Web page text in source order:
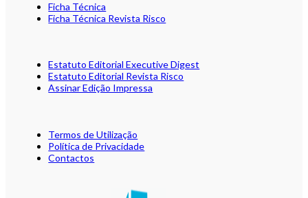
Ficha Técnica
Ficha Técnica Revista Risco
Estatuto Editorial Executive Digest
Estatuto Editorial Revista Risco
Assinar Edição Impressa
Termos de Utilização
Política de Privacidade
Contactos